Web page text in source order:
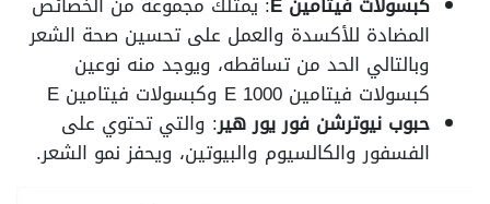
المضادة للأكسدة والعمل على تحسين صحة الشعر
وبالتالي الحد من تساقطه، ويوجد منه نوعين
كبسولات فيتامين E 1000 وكبسولات فيتامين E
حبوب نيوترشن فور يور هير: والتي تحتوي على
الفسفور والكالسيوم والبيوتين، ويحفز نمو الشعر.